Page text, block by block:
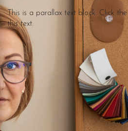
This is a parallax text block. Click
this text.